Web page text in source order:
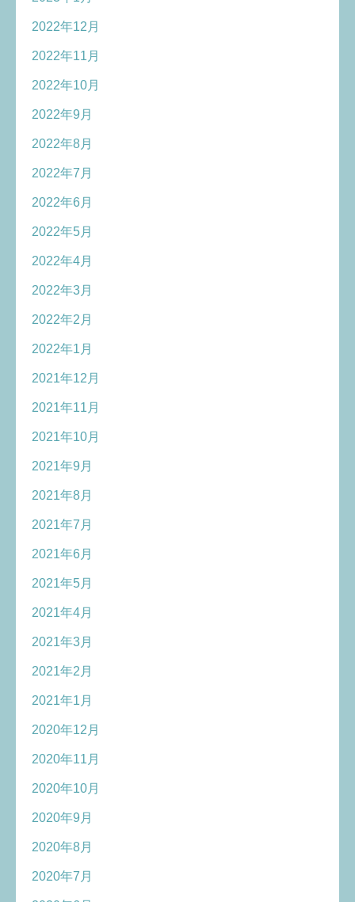
2022年12月
2022年11月
2022年10月
2022年9月
2022年8月
2022年7月
2022年6月
2022年5月
2022年4月
2022年3月
2022年2月
2022年1月
2021年12月
2021年11月
2021年10月
2021年9月
2021年8月
2021年7月
2021年6月
2021年5月
2021年4月
2021年3月
2021年2月
2021年1月
2020年12月
2020年11月
2020年10月
2020年9月
2020年8月
2020年7月